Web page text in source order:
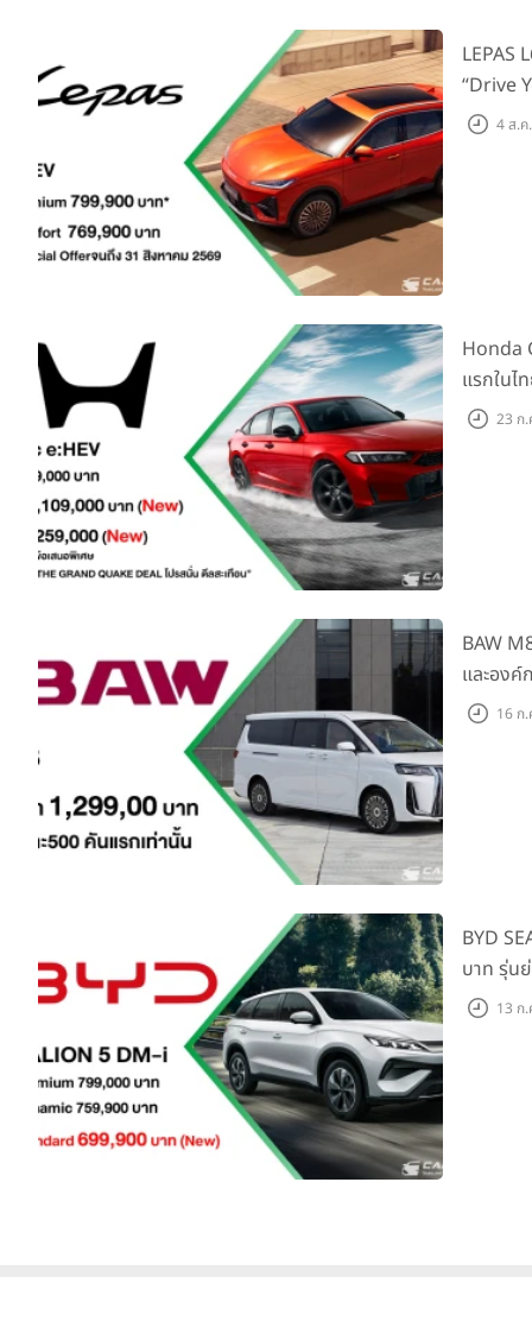
LEPAS
“Drive
บาท 4 ส.ค
Honda
แรกใน
23 ก
BAW
และองค์
16 ก
BYD
บาท รุ่น
แสนคัน
13 ก